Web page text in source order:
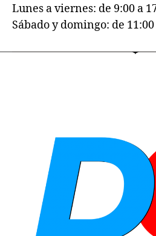
Lunes a viernes: de 9:00 a
Sábado y domingo: de 11:00